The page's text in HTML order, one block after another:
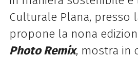
Culturale Plana, presso
propone la nona
Photo Remix, mostra in